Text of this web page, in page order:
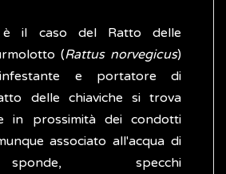
è il caso del Ratto delle
(Rattus norvegicus)
e portatore di
delle chiaviche si trova
in prossimità dei condotti
associato all'acqua di
specchi